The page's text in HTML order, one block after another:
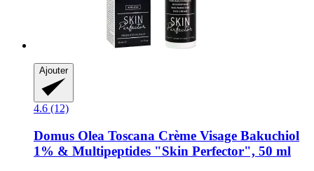
Ajouter
4.6 (12)
Domus Olea Toscana Crème Visage Bakuchiol
1% & Multipeptides "Skin Perfector", 50 ml